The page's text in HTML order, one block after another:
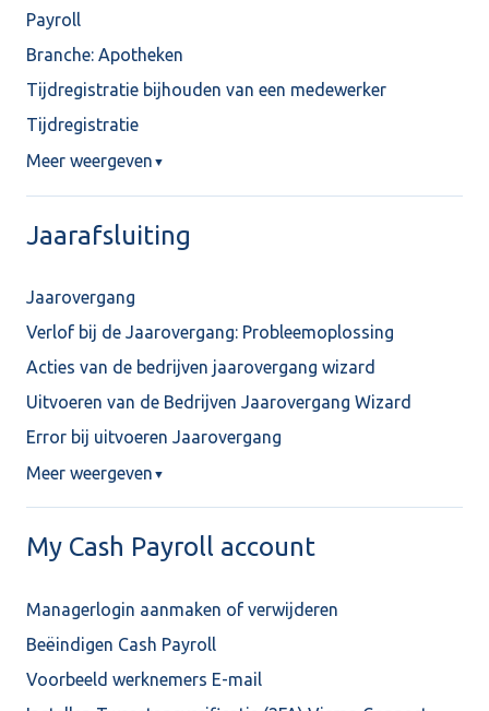
Payroll
Branche: Apotheken
Tijdregistratie bijhouden van een medewerker
Tijdregistratie
Meer weergeven ▼
Jaarafsluiting
Jaarovergang
Verlof bij de Jaarovergang: Probleemoplossing
Acties van de bedrijven jaarovergang wizard
Uitvoeren van de Bedrijven Jaarovergang Wizard
Error bij uitvoeren Jaarovergang
Meer weergeven ▼
My Cash Payroll account
Managerlogin aanmaken of verwijderen
Beëindigen Cash Payroll
Voorbeeld werknemers E-mail